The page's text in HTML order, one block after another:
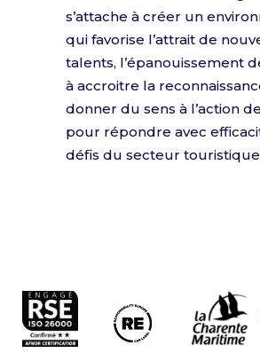
s’attache à créer un
qui favorise l’attrait de
talents, l’épanouissement
à accroitre la
donner du sens à l’action
pour répondre avec
défis du secteur